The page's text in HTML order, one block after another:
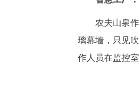
农夫山泉
璃幕墙，只见
作人员在监控